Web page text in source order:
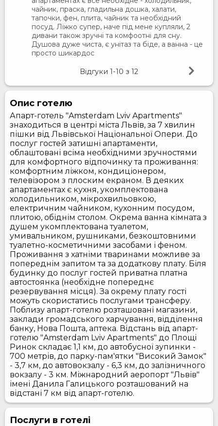
чайник, праска, гладильна дошка, халати,
тапочки, фен, плита, чайник та необхідний
посуд. Ліжко супер, наче під мене купляли, 2
дивани також зручні та комфоотні для сну.
Душова дуже чиста, є унітаз та біде, а ванна - це
просто шикардос
Відгуки 1-10 з 12
Опис готелю
Апарт-готель "Amsterdam Lviv Apartments"
знаходиться в центрі міста Львів, за 7 хвилин
пішки від Львівської Національної Опери. До
послуг гостей затишні апартаменти,
облаштовані всіма необхідними зручностями
для комфортного відпочинку та проживання:
комфортним ліжком, кондиціонером,
телевізором з плоским екраном. В деяких
апартаментах є кухня, укомплектована
холодильником, мікрохвильовкою,
електричним чайником, кухонним посудом,
плитою, обіднім столом. Окрема ванна кімната з
душем укомплектована туалетом,
умивальником, рушниками, безкоштовними
туалетно-косметичними засобами і феном.
Проживання з хатніми тваринами можливе за
попереднім запитом та за додаткову плату. Біля
будинку до послуг гостей приватна платна
автостоянка (необхідне попереднє
резервування місця). За окрему плату гості
можуть скористатись послугами трансферу.
Поблизу апарт-готелю розташовані магазини,
заклади громадського харчування, відділення
банку, Нова Пошта, аптека. Відстань від апарт-
готелю "Amsterdam Lviv Apartments" до Площі
Ринок складає 1,1 км, до автобусної зупинки -
700 метрів, до парку-пам'ятки "Високий Замок"
- 3,7 км, до автовокзалу - 6,3 км, до залізничного
вокзалу - 3 км. Міжнародний аеропорт "Львів"
імені Данила Галицького розташований на
відстані 7 км від апарт-готелю.
Послуги в готелі